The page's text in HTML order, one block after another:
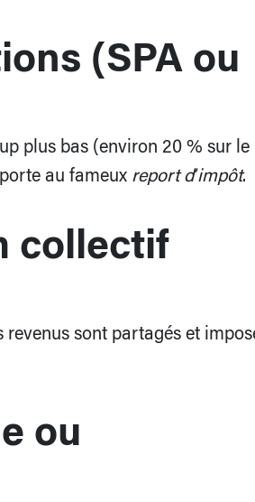
(SPA ou
plus bas (environ 20 % sur le
au fameux report d’impôt.
collectif
sont partagés et
ou